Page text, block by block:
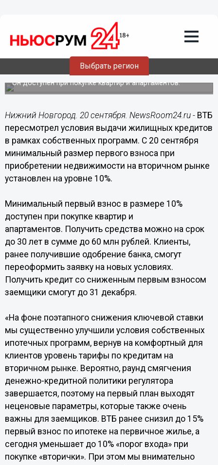
Выбрать регион
20.09.202214:04
ВТБ снизил размер первого взноса по
ипотеке до 10%
Он доступен при покупке квартир и апартаментов.
Нижний Новгород. 20 сентября. NewsRoom24.ru - ВТБ
пересмотрел условия выдачи жилищных кредитов
в рамках собственных программ. С 20 сентября
минимальный размер первого взноса при
приобретении недвижимости на вторичном рынке
установлен на уровне 10%.
Минимальный первый взнос в размере 10%
доступен при покупке квартир и
апартаментов. Получить средства можно на срок
до 30 лет в сумме до 60 млн рублей. Клиенты,
ранее получившие одобрение банка, смогут
переоформить заявку на новых условиях.
Получить кредит со сниженным первым взносом
заемщики смогут до 31 декабря.
«На фоне поэтапного снижения ключевой ставки
мы существенно улучшили условия собственных
ипотечных программ, вернув на комфортный для
клиентов уровень тарифы по кредитам на
вторичном рынке. Вероятно, раунд смягчения
денежно-кредитной политики регулятора
завершается, поэтому на первый план выходят
неценовые параметры, которые также очень
важны для заемщиков. ВТБ ранее снизил до 15%
первый взнос по ипотеке на первичное жилье, а
сегодня уменьшает до 10% «порог входа» при
покупке «вторички». При этом мы внимательно